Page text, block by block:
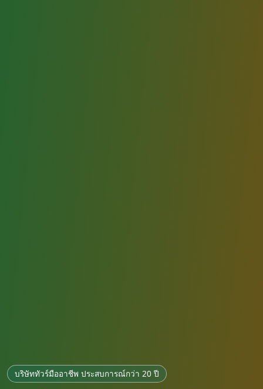
บริษัททัวร์มืออาชีพ ประสบการณ์กว่า 20 ปี